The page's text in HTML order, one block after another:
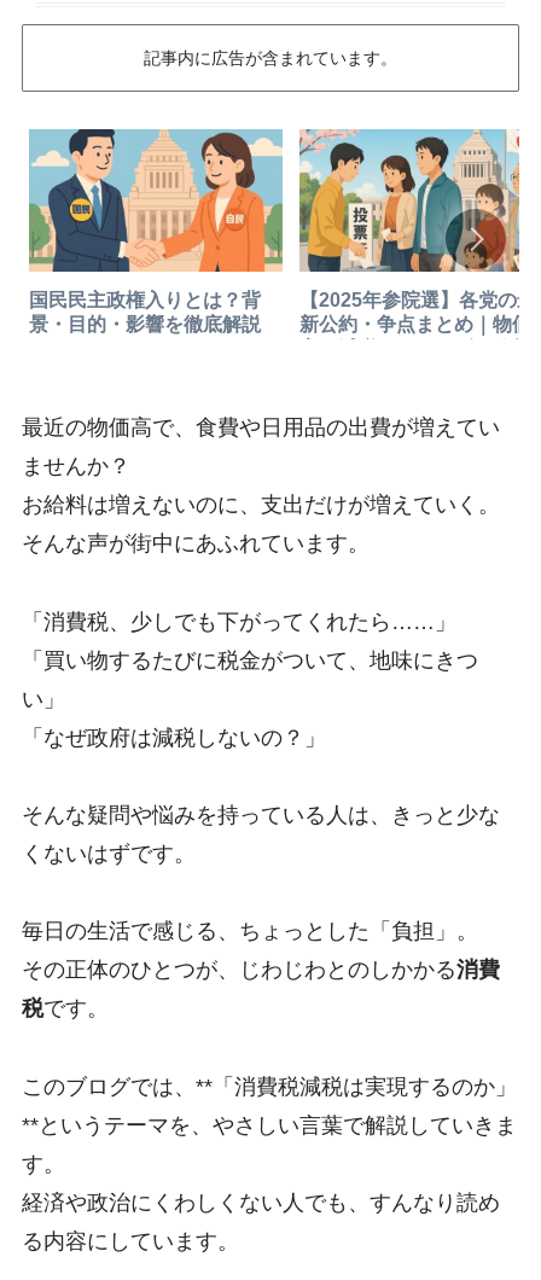
記事内に広告が含まれています。
国民民主政権入りとは？背
景・目的・影響を徹底解説
【2025年参院選】各党の最
新公約・争点まとめ｜物価
最近の物価高で、食費や日用品の出費が増えてい
ませんか？
お給料は増えないのに、支出だけが増えていく。
そんな声が街中にあふれています。
「消費税、少しでも下がってくれたら……」
「買い物するたびに税金がついて、地味にきつ
い」
「なぜ政府は減税しないの？」
そんな疑問や悩みを持っている人は、きっと少な
くないはずです。
毎日の生活で感じる、ちょっとした「負担」。
その正体のひとつが、じわじわとのしかかる消費
税です。
このブログでは、**「消費税減税は実現するのか」
**というテーマを、やさしい言葉で解説していきま
す。
経済や政治にくわしくない人でも、すんなり読め
る内容にしています。